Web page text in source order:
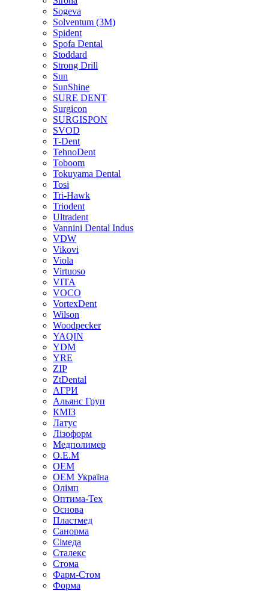
Sogeva
Solventum (3M)
Spident
Spofa Dental
Stoddard
Strong Drill
Sun
SunShine
SURE DENT
Surgicon
SURGISPON
SVOD
T-Dent
TehnoDent
Toboom
Tokuyama Dental
Tosi
Tri-Hawk
Triodent
Ultradent
Vannini Dental Indus
VDW
Vikovi
Viola
Virtuoso
VITA
VOCO
VortexDent
Wilson
Woodpecker
YAQIN
YDM
YRE
ZIP
ZtDental
АГРИ
Альянс Груп
КМІЗ
Латус
Лізоформ
Медполимер
О.Е.М
ОЕМ
ОЕМ Україна
Олімп
Оптима-Тех
Основа
Пластмед
Санорма
Сімеда
Сталекс
Стома
Фарм-Стом
Форма